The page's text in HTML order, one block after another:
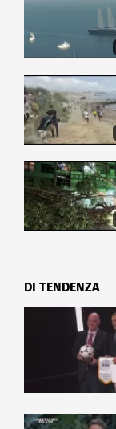
DI TENDENZA